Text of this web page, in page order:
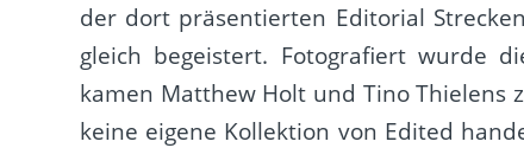
der dort präsentierten Editorial
gleich begeistert. Fotografiert wurde
kamen Matthew Holt und Tino Thielens
keine eigene Kollektion von Edited